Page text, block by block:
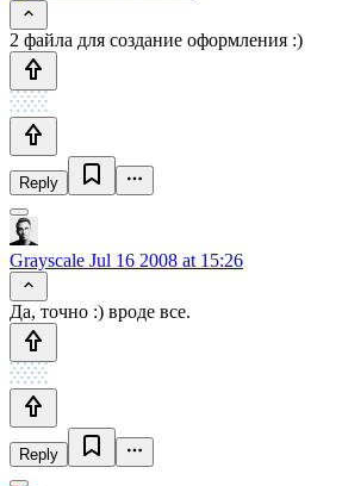
2 файла для создание оформления :)
Reply
Grayscale Jul 16 2008 at 15:26
Да, точно :) вроде все.
Reply